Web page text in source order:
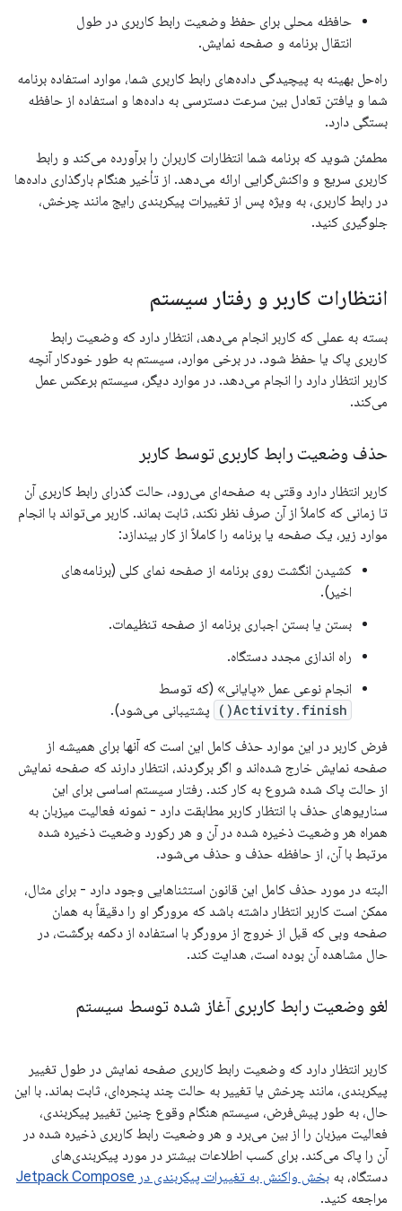
حافظه محلی برای حفظ وضعیت رابط کاربری در طول
انتقال برنامه و صفحه نمایش.
راه‌حل بهینه به پیچیدگی داده‌های رابط کاربری شما، موارد استفاده برنامه
شما و یافتن تعادل بین سرعت دسترسی به داده‌ها و استفاده از حافظه
بستگی دارد.
مطمئن شوید که برنامه شما انتظارات کاربران را برآورده می‌کند و رابط
کاربری سریع و واکنش‌گرایی ارائه می‌دهد. از تأخیر هنگام بارگذاری داده‌ها
در رابط کاربری، به ویژه پس از تغییرات پیکربندی رایج مانند چرخش،
جلوگیری کنید.
انتظارات کاربر و رفتار سیستم
بسته به عملی که کاربر انجام می‌دهد، انتظار دارد که وضعیت رابط
کاربری پاک یا حفظ شود. در برخی موارد، سیستم به طور خودکار آنچه
کاربر انتظار دارد را انجام می‌دهد. در موارد دیگر، سیستم برعکس عمل
می‌کند.
حذف وضعیت رابط کاربری توسط کاربر
کاربر انتظار دارد وقتی به صفحه‌ای می‌رود، حالت گذرای رابط کاربری آن
تا زمانی که کاملاً از آن صرف نظر نکند، ثابت بماند. کاربر می‌تواند با انجام
موارد زیر، یک صفحه یا برنامه را کاملاً از کار بیندازد:
کشیدن انگشت روی برنامه از صفحه نمای کلی (برنامه‌های
اخیر).
بستن یا بستن اجباری برنامه از صفحه تنظیمات.
راه اندازی مجدد دستگاه.
انجام نوعی عمل «پایانی» (که توسط
Activity.finish()
پشتیبانی می‌شود).
فرض کاربر در این موارد حذف کامل این است که آنها برای همیشه از
صفحه نمایش خارج شده‌اند و اگر برگردند، انتظار دارند که صفحه نمایش
از حالت پاک شده شروع به کار کند. رفتار سیستم اساسی برای این
سناریوهای حذف با انتظار کاربر مطابقت دارد - نمونه فعالیت میزبان به
همراه هر وضعیت ذخیره شده در آن و هر رکورد وضعیت ذخیره شده
مرتبط با آن، از حافظه حذف و حذف می‌شود.
البته در مورد حذف کامل این قانون استثناهایی وجود دارد - برای مثال،
ممکن است کاربر انتظار داشته باشد که مرورگر او را دقیقاً به همان
صفحه وبی که قبل از خروج از مرورگر با استفاده از دکمه برگشت، در
حال مشاهده آن بوده است، هدایت کند.
لغو وضعیت رابط کاربری آغاز شده توسط سیستم
کاربر انتظار دارد که وضعیت رابط کاربری صفحه نمایش در طول تغییر
پیکربندی، مانند چرخش یا تغییر به حالت چند پنجره‌ای، ثابت بماند. با این
حال، به طور پیش‌فرض، سیستم هنگام وقوع چنین تغییر پیکربندی،
فعالیت میزبان را از بین می‌برد و هر وضعیت رابط کاربری ذخیره شده در
آن را پاک می‌کند. برای کسب اطلاعات بیشتر در مورد پیکربندی‌های
دستگاه، به بخش واکنش به تغییرات پیکربندی در Jetpack Compose
مراجعه کنید.